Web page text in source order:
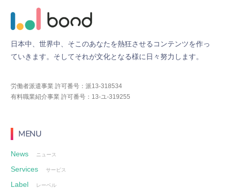
日本中 、世界中 そこのあなたを熱狂させる コ ンテンツを作っ
ていき ます。 そ してそれが文化と なる様に 日 々 努力 し ます。
労働者派遣事業 許可番号：派13-318534
有料職業紹介事業 許可番号：13-ユ-319255
MENU
News ニュース
Services サービス
Label レーベル